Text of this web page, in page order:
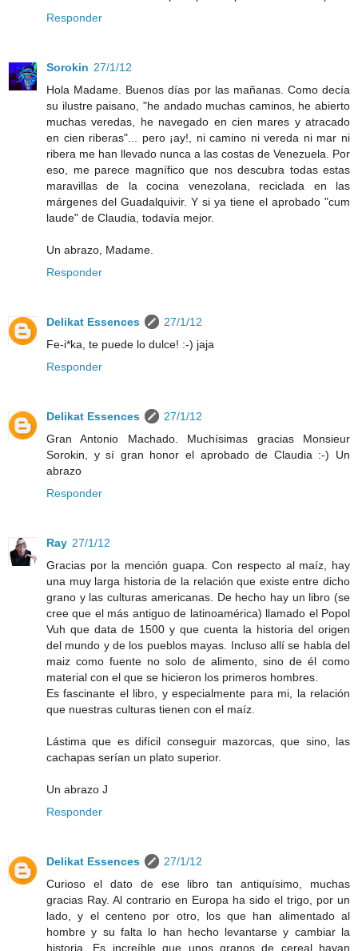
Responder
Sorokin 27/1/12
Hola Madame. Buenos días por las mañanas. Como decía
su ilustre paisano, "he andado muchas caminos, he abierto
muchas veredas, he navegado en cien mares y atracado
en cien riberas"... pero ¡ay!, ni camino ni vereda ni mar ni
ribera me han llevado nunca a las costas de Venezuela. Por
eso, me parece magnífico que nos descubra todas estas
maravillas de la cocina venezolana, reciclada en las
márgenes del Guadalquivir. Y si ya tiene el aprobado "cum
laude" de Claudia, todavía mejor.
Un abrazo, Madame.
Responder
Delikat Essences
27/1/12
Fe-i*ka, te puede lo dulce! :-) jaja
Responder
Delikat Essences
27/1/12
Gran Antonio Machado. Muchísimas gracias Monsieur
Sorokin, y sí gran honor el aprobado de Claudia :-) Un
abrazo
Responder
Ray 27/1/12
Gracias por la mención guapa. Con respecto al maíz, hay
una muy larga historia de la relación que existe entre dicho
grano y las culturas americanas. De hecho hay un libro (se
cree que el más antiguo de latinoamérica) llamado el Popol
Vuh que data de 1500 y que cuenta la historia del origen
del mundo y de los pueblos mayas. Incluso allí se habla del
maiz como fuente no solo de alimento, sino de él como
material con el que se hicieron los primeros hombres.
Es fascinante el libro, y especialmente para mi, la relación
que nuestras culturas tienen con el maíz.
Lástima que es difícil conseguir mazorcas, que sino, las
cachapas serían un plato superior.
Un abrazo J
Responder
Delikat Essences
27/1/12
Curioso el dato de ese libro tan antiquísimo, muchas
gracias Ray. Al contrario en Europa ha sido el trigo, por un
lado, y el centeno por otro, los que han alimentado al
hombre y su falta lo han hecho levantarse y cambiar la
historia. Es increíble que unos granos de cereal hayan